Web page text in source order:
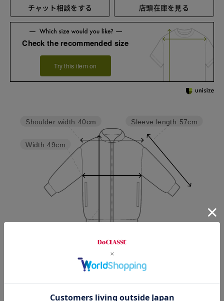
チャット相談をする 店頭在庫を見る
Check the recommended size
Try this item on
Sleeve length 57cm
Width 49cm
Shoulder width 40cm